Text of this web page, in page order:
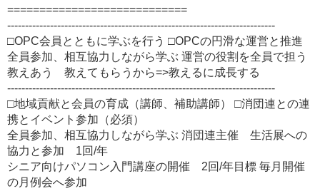
============================
---------------------------------------------------------------------------
□OPC会員とともに学ぶを行う □OPCの円滑な運営と推進
全員参加、相互協力しながら学ぶ 運営の役割を全員で担う
教えあう 教えてもらうから=>教えるに成長する
---------------------------------------------------------------------------
□地域貢献と会員の育成（講師、補助講師） □消団連との連
携とイベント参加（必須）
全員参加、相互協力しながら学ぶ 消団連主催 生活展への
協力と参加 1回/年
シニア向けパソコン入門講座の開催 2回/年目標 毎月開催
の月例会へ参加